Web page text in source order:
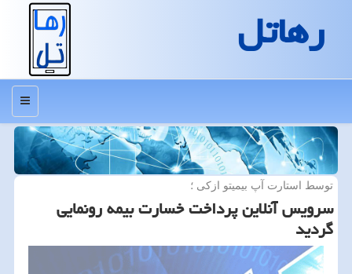
رهاتل
منو
توسط استارت آپ بیمیتو ازكی ؛
سرویس آنلاین پرداخت خسارت بیمه رونمایی
گردید